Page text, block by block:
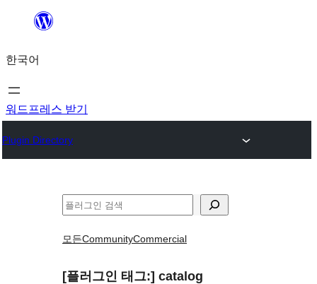
츠
로
바
가
한국어
워드프레스 받기
Plugin Directory
검
모든CommunityCommercial
[플러그인 태그:] catalog